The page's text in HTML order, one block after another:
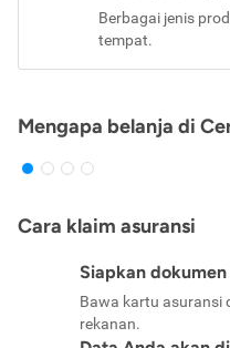
Berbagai jenis
tempat.
Mengapa belanja di
Cara klaim asuransi
Siapkan
Bawa kartu asuransi
rekanan.